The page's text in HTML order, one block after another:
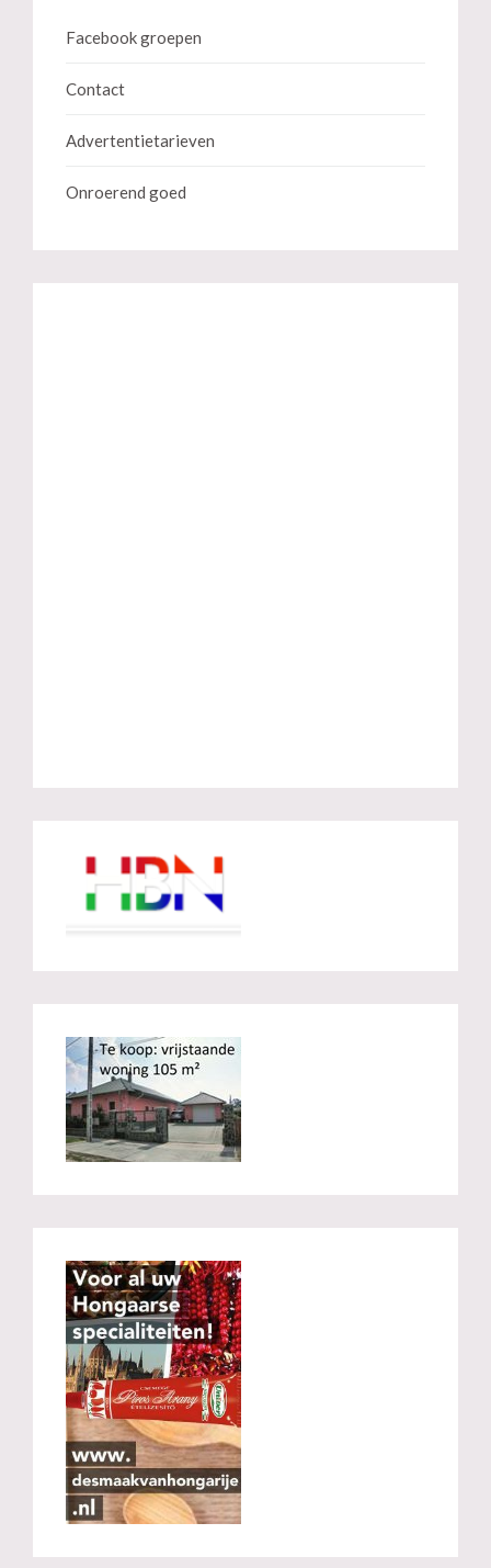
Facebook groepen
Contact
Advertentietarieven
Onroerend goed